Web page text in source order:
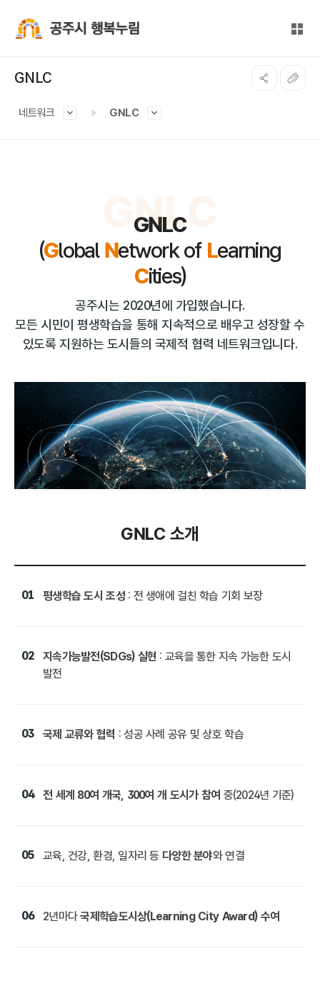
전체
GNLC
네트워크 GNLC
GNLC
GNLC
(GlobalNetwork of Learning
Cities)
공주시는 2020년에 가입했습니다.
모든 시민이 평생학습을 통해 지속적으로 배우고 성장할 수
있도록 지원하는 도시들의 국제적 협력 네트워크입니다.
GNLC 소개
01 평생학습 도시 조성: 전 생애에 걸친 학습 기회 보장
02 지속가능발전(SDGs) 실현 : 교육을 통한 지속 가능한 도시
발전
03 국제 교류와 협력 : 성공 사례 공유 및 상호 학습
04 전 세계 80여 개국, 300여 개 도시가 참여 중(2024년 기준)
05 교육, 건강, 환경, 일자리 등 다양한 분야와 연결
06 2년마다국제학습도시상(Learning City Award) 수여